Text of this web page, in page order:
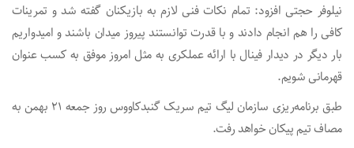
نیلوفر حجتی افزود: تمام نکات فنی لازم به بازیکنان گفته شد و تمرینات
کافی را هم انجام دادند و با قدرت توانستند پیروز میدان باشند و امیدواریم
بار دیگر در دیدار فینال با ارائه عملکری به مثل امروز موفق به کسب عنوان
قهرمانی شویم.
طبق برنامه‌ریزی سازمان لیگ تیم سریک گنبدکاووس روز جمعه ۲۱ بهمن به
مصاف تیم پیکان خواهد رفت.